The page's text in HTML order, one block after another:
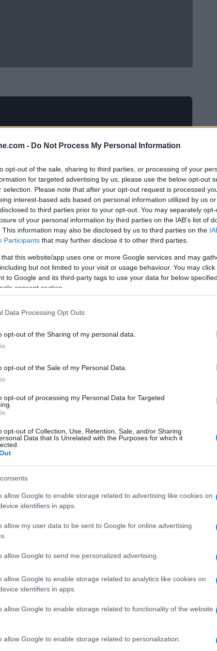
- Do Not Process My Personal Information
opt-out of the sale, sharing to third parties, or processing of your
for targeted advertising by us, please use the below opt-out
selection. Please note that after your opt-out request is processed
interest-based ads based on personal information utilized by us
to third parties prior to your opt-out. You may separately
of your personal information by third parties on the IAB’s list of
This information may also be disclosed by us to third parties on the
Participants that may further disclose it to other third parties.
that this website/app uses one or more Google services and may
but not limited to your visit or usage behaviour. You may
to Google and its third-party tags to use your data for below
consent section.
Data Processing Opt Outs
opt-out of the Sharing of my personal data.
opt-out of the Sale of my Personal Data.
opt-out of processing my Personal Data for Targeted
opt-out of Collection, Use, Retention, Sale, and/or Sharing
Data that Is Unrelated with the Purposes for which it
allow Google to enable storage related to advertising like cookies on
identifiers in apps.
allow my user data to be sent to Google for online advertising
allow Google to send me personalized advertising.
allow Google to enable storage related to analytics like cookies on
identifiers in apps.
allow Google to enable storage related to functionality of the website
allow Google to enable storage related to personalization.
di rallentare. Con una stagione che si
società partenopea sta facendo scelte strategiche per
capace di affrontare le sfide di un calendario
di Luca Marianucci, sembrano segnare l’inizio di un
a Lorenzo Lucca che merita attenzione, non
si profila ricco di opportunità.
e opportunità
rosa lunga e profonda. Non parliamo solo di
Con quattro competizioni in vista, la squadra deve
L’arrivo di Lucca, un attaccante che può
investimento lungimirante. Non si tratta solo di
il futuro. Ma cosa ne pensi? È davvero possibile
si prepara anche a lottare per il titolo?
ha avuto difficoltà a trattenere i propri
cose potrebbero cambiare. L’interesse del club per
in passato, ma senza mai concretizzarsi. Oggi,
Con un costo previsto di circa 30 milioni, il Napoli
potrebbe rivelarsi fondamentale nei prossimi anni.